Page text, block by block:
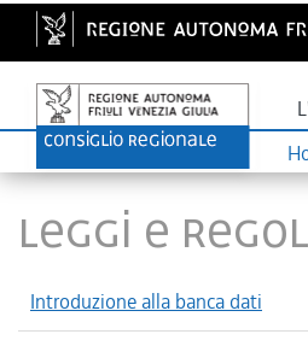
LEGGI E
Introduzione alla banca dati